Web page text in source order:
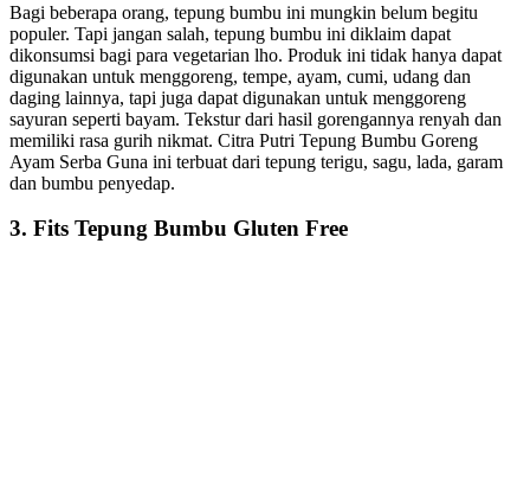
Bagi beberapa orang, tepung bumbu ini mungkin belum begitu
populer. Tapi jangan salah, tepung bumbu ini diklaim dapat
dikonsumsi bagi para vegetarian lho. Produk ini tidak hanya dapat
digunakan untuk menggoreng, tempe, ayam, cumi, udang dan
daging lainnya, tapi juga dapat digunakan untuk menggoreng
sayuran seperti bayam. Tekstur dari hasil gorengannya renyah dan
memiliki rasa gurih nikmat. Citra Putri Tepung Bumbu Goreng
Ayam Serba Guna ini terbuat dari tepung terigu, sagu, lada, garam
dan bumbu penyedap.
3. Fits Tepung Bumbu Gluten Free